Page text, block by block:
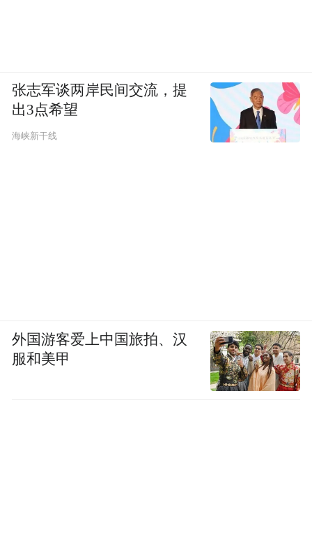
张志军谈两岸民间交流，提
出3点希望
海峡新干线
外国游客爱上中国旅拍、汉
服和美甲